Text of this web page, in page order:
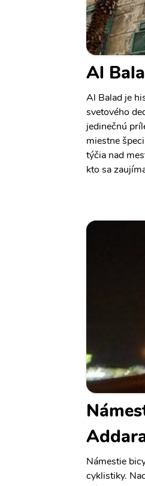
Al
Al Balad je
svetového
jedinečnú
miestne
týčia nad
kto sa
Námestie
cyklistiky.